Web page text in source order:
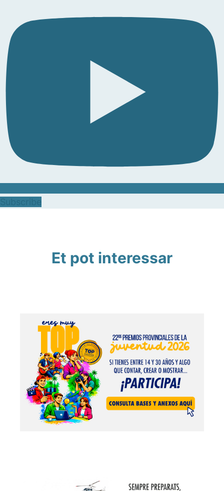
Et pot interessar